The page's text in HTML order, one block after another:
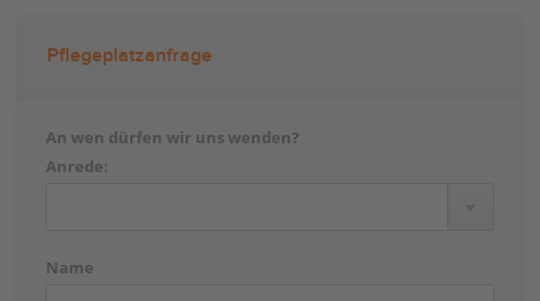
Pflegeplatzanfrage
An wen dürfen wir uns wenden?
Anrede:
Name